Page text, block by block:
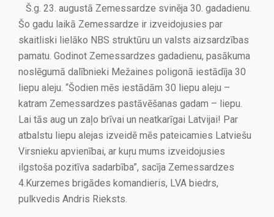
Š.g. 23. augustā Zemessardze svinēja 30. gadadienu.
Šo gadu laikā Zemessardze ir izveidojusies par
skaitliski lielāko NBS struktūru un valsts aizsardzības
pamatu. Godinot Zemessardzes gadadienu, pasākuma
noslēgumā dalībnieki Mežaines poligonā iestādīja 30
liepu aleju. “Šodien mēs iestādām 30 liepu aleju –
katram Zemessardzes pastāvēšanas gadam – liepu.
Lai tās aug un zaļo brīvai un neatkarīgai Latvijai! Par
atbalstu liepu alejas izveidē mēs pateicamies Latviešu
Virsnieku apvienībai, ar kuŗu mums izveidojusies
ilgstoša pozitīva sadarbība”, sacīja Zemessardzes
4.Kurzemes brigādes komandieris, LVA biedrs,
pulkvedis Andris Rieksts.